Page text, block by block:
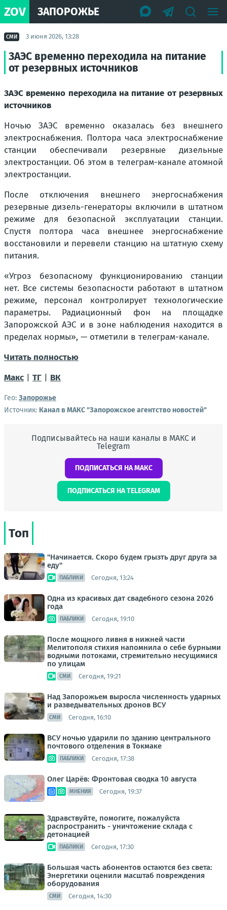
ZOV ЗАПОРОЖЬЕ
СМИ 3 июня 2026, 13:28
ЗАЭС временно переходила на питание
от резервных источников
ЗАЭС временно переходила на питание от резервных
источников
Ночью ЗАЭС временно оказалась без внешнего
электроснабжения. Полтора часа электроснабжение
станции обеспечивали резервные дизельные
электростанции. Об этом в телеграм-канале атомной
электростанции.
После отключения внешнего энергоснабжения
резервные дизель-генераторы включили в штатном
режиме для безопасной эксплуатации станции.
Спустя полтора часа внешнее энергоснабжение
восстановили и перевели станцию на штатную схему
питания.
«Угроз безопасному функционированию станции
нет. Все системы безопасности работают в штатном
режиме, персонал контролирует технологические
параметры. Радиационный фон на площадке
Запорожской АЭС и в зоне наблюдения находится в
пределах нормы», — отметили в телеграм-канале.
Читать полностью
Макс
ТГ ВК
Гео: Запорожье
Источник: Канал в МАКС "Запорожское агентство новостей"
Подписывайтесь на наши каналы в МАКС и
Telegram
ПОДПИСАТЬСЯ НА МАКС
ПОДПИСАТЬСЯ НА TELEGRAM
Топ
"Начинается. Скоро будем грызть друг друга за
еду"
ПАБЛИКИ Сегодня, 13:24
Одна из красивых дат свадебного сезона 2026
года
ПАБЛИКИ Сегодня, 19:10
После мощного ливня в нижней части
Мелитополя стихия напомнила о себе бурными
водными потоками, стремительно несущимися
по улицам
СМИ Сегодня, 19:21
Над Запорожьем выросла численность ударных
и разведывательных дронов ВСУ
СМИ Сегодня, 16:10
ВСУ ночью ударили по зданию центрального
почтового отделения в Токмаке
ПАБЛИКИ Сегодня, 17:38
Олег Царёв: Фронтовая сводка 10 августа
МНЕНИЯ Сегодня, 19:37
Здравствуйте, помогите, пожалуйста
распространить - уничтожение склада с
детонацией
ПАБЛИКИ Сегодня, 17:30
Большая часть абонентов остаются без света:
Энергетики оценили масштаб повреждения
оборудования
СМИ Сегодня, 14:30